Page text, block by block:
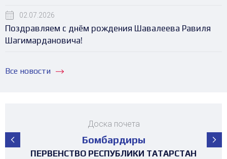
02.07.2026
Поздравляем с днём рождения Шавалеева Равиля
Шагимардановича!
Все новости
Доска почета
Бомбардиры
ТУРНИР 4х4 ПОСВЯЩЕННЫЙ "ДНЮ
ПЕРВЕНСТВО РЕСПУБЛИКИ ТАТАРСТАН
ТУРНИР НА ПРИЗЫ ФЕДЕРАЦИИ
ПЕРВЕНСТВО РЕСПУБЛИКИ ТАТАРСТАН
ТУРНИР НА ПРИЗЫ ФЕДЕРАЦИИ
МАТЧ ЗВЁЗД ПЕРВЕНСТВА РТ среди
ТУРНИР НА ПРИЗЫ ФЕДЕРАЦИИ
ПЕРВЕНСТВО РЕСПУБЛИКИ ТАТАРСТАН
ПЕРВЕНСТВО РЕСПУБЛИКИ ТАТАРСТАН
ПЕРВЕНСТВО РЕСПУБЛИКИ ТАТАРСТАН
ТУРНИР 4х4 ПОСВЯЩЕННЫЙ "ДНЮ
ПЕРВЕНСТВО РЕСПУБЛИКИ ТАТАРСТАН